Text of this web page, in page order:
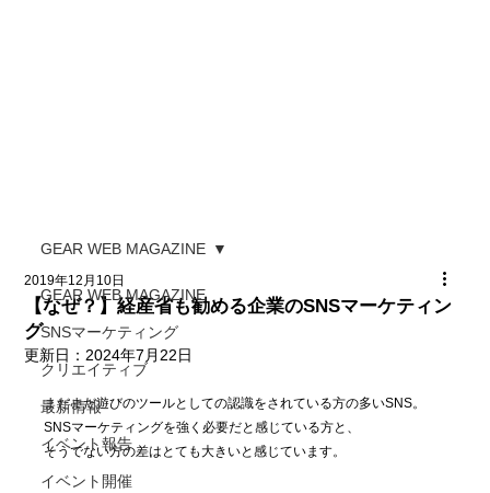
GEAR WEB MAGAZINE
SNSマーケティング
クリエイティブ
最新情報
イベント報告
イベント開催
GEAR WEB MAGAZINE
【なぜ？】経産省も勧める企業のSNSマーケティン
グ
2019年12月10日
更新日：2024年7月22日
まだまだ遊びのツールとしての認識をされている方の多いSNS。
SNSマーケティングを強く必要だと感じている方と、
そうでない方の差はとても大きいと感じています。